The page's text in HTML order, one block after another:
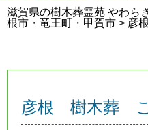
滋賀県の樹木葬霊苑 やわら
根市・竜王町・甲賀市 > 彦
彦根 樹木葬